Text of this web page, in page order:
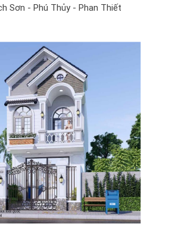
Sơn - Phú Thủy - Phan Thiết